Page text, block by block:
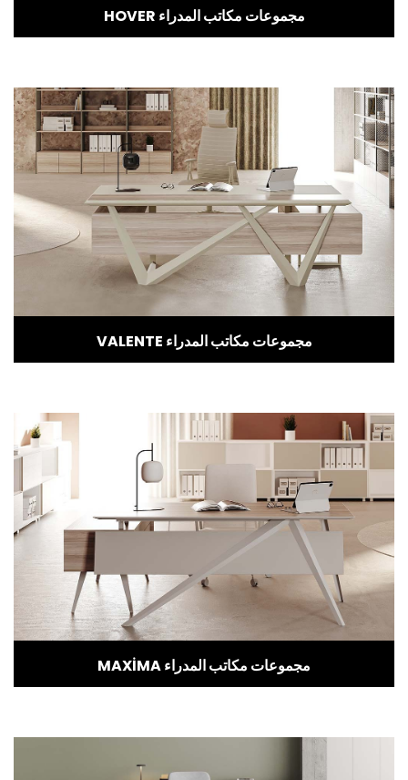
HOVER مجموعات مكاتب المدراء
VALENTE مجموعات مكاتب المدراء
MAXİMA مجموعات مكاتب المدراء